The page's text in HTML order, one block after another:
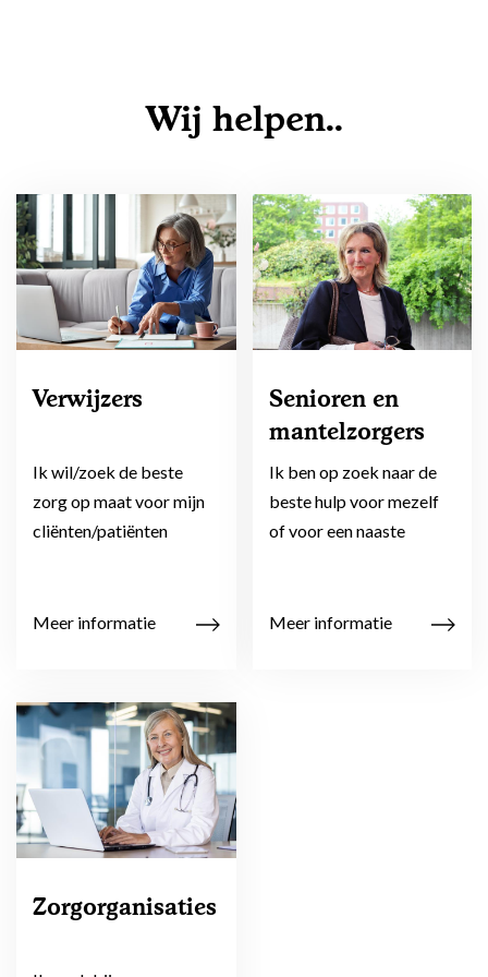
Wij helpen..
Verwijzers
Ik wil/zoek de beste
zorg op maat voor mijn
cliënten/patiënten
Meer informatie
Senioren en
mantelzorgers
Ik ben op zoek naar de
beste hulp voor mezelf
of voor een naaste
Meer informatie
Zorgorganisaties